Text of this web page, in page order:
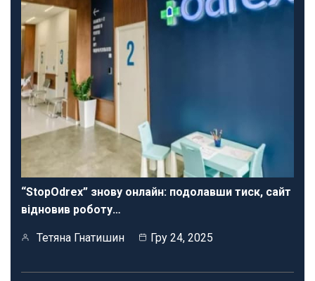
“StopOdrex” знову онлайн: подолавши тиск, сайт
відновив роботу…
Тетяна Гнатишин Гру 24, 2025